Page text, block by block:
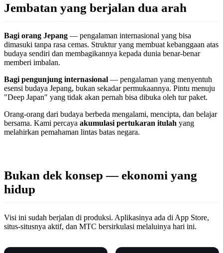
Jembatan yang berjalan dua arah
Bagi orang Jepang — pengalaman internasional yang bisa
dimasuki tanpa rasa cemas. Struktur yang membuat kebanggaan atas
budaya sendiri dan membagikannya kepada dunia benar-benar
memberi imbalan.
Bagi pengunjung internasional — pengalaman yang menyentuh
esensi budaya Jepang, bukan sekadar permukaannya. Pintu menuju
"Deep Japan" yang tidak akan pernah bisa dibuka oleh tur paket.
Orang-orang dari budaya berbeda mengalami, mencipta, dan belajar
bersama. Kami percaya akumulasi pertukaran itulah yang
melahirkan pemahaman lintas batas negara.
Bukan dek konsep — ekonomi yang
hidup
Visi ini sudah berjalan di produksi. Aplikasinya ada di App Store,
situs-situsnya aktif, dan MTC bersirkulasi melaluinya hari ini.